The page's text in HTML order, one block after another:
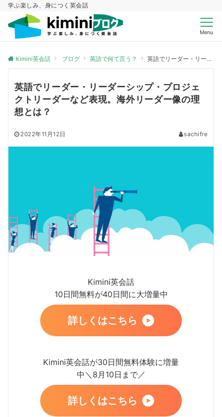
学ぶ楽しみ、身につく英会話
Menu
Kimini英会話 ブログ 英語で何て言う？ 英語でリーダー・リーダーシップ・プロジェクトリーダーなど表現。海外リーダー像の理想とは？
英語でリーダー・リーダーシップ・プロジェ
クトリーダーなど表現。海外リーダー像の理
想とは？
2022年11月12日 sachifre
Kimini英会話
10日間無料が40日間に大増量中
詳しくはこちら
Kimini英会話が30日間無料体験に増量
中＼8月10日まで／
詳しくはこちら